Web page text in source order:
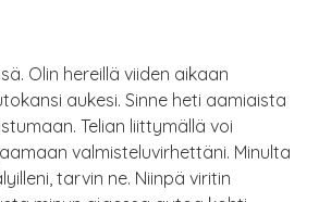
Olin hereillä viiden aikaan
aukesi. Sinne heti aamiaista
Telian liittymällä voi
valmisteluvirhettäni. Minulta
tarvin ne. Niinpä viritin